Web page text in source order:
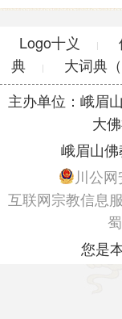
Logo十义 |
典
| 大词典
主办单位：峨眉
大
峨眉山
川公
互联网宗教信息
您是